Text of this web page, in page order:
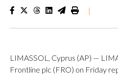
|
LIMASSOL, Cyprus (AP) —
Frontline plc (FRO) on Friday